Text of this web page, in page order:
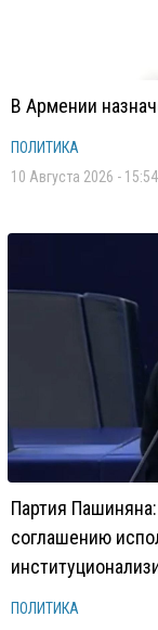
В Армении
ПОЛИТИКА
10 Августа 2026 - 15:54
Партия
соглашению
ПОЛИТИКА